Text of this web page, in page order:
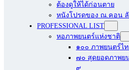
ต้องดูให้ได้ก่อนตาย
หนังโปรดของ ณ.คอน
PROFESSIONAL LIST
หอภาพยนตร์แห่งชาติ
๑๐๐ ภาพยนตร์ไ
๗๐ สุดยอดภาพย
๙